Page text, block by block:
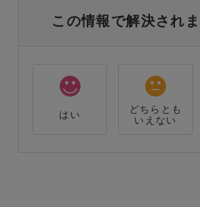
この情報で解決され
はい
どちらとも
いえない